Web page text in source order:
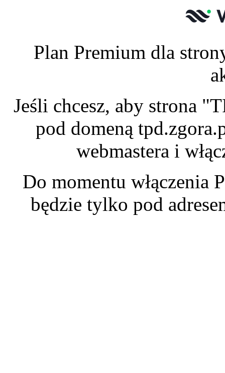
Plan Premium dla
Jeśli chcesz, aby strona
pod domeną
webmastera i
Do momentu włączenia
będzie tylko pod